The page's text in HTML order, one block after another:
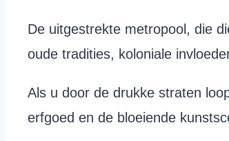
De uitgestrekte metropool, die
oude tradities, koloniale
Als u door de drukke straten
erfgoed en de bloeiende